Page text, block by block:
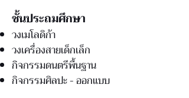
ชั้นประถมศึกษา
วงเมโลดิก้า
วงเครื่องสายเด็กเล็ก
กิจกรรมดนตรีพื้นฐาน
กิจกรรมศิลปะ - ออกแบบ